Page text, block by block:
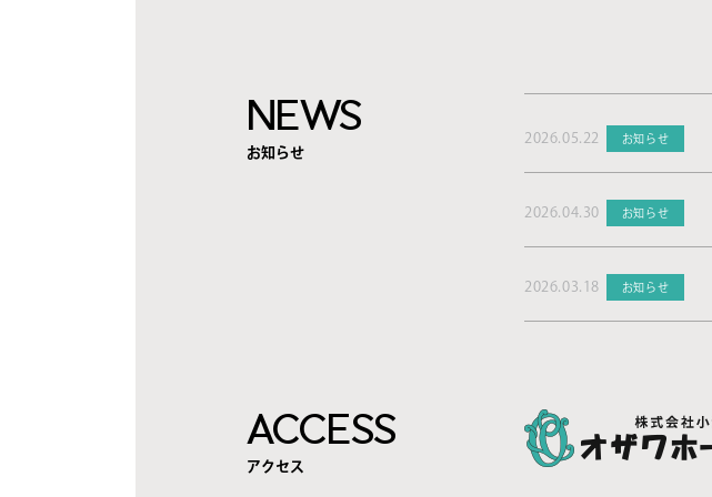
NEWS
お知らせ
2026.05.22 お知らせ
2026.04.30 お知らせ
2026.03.18 お知らせ
ACCESS
アクセス